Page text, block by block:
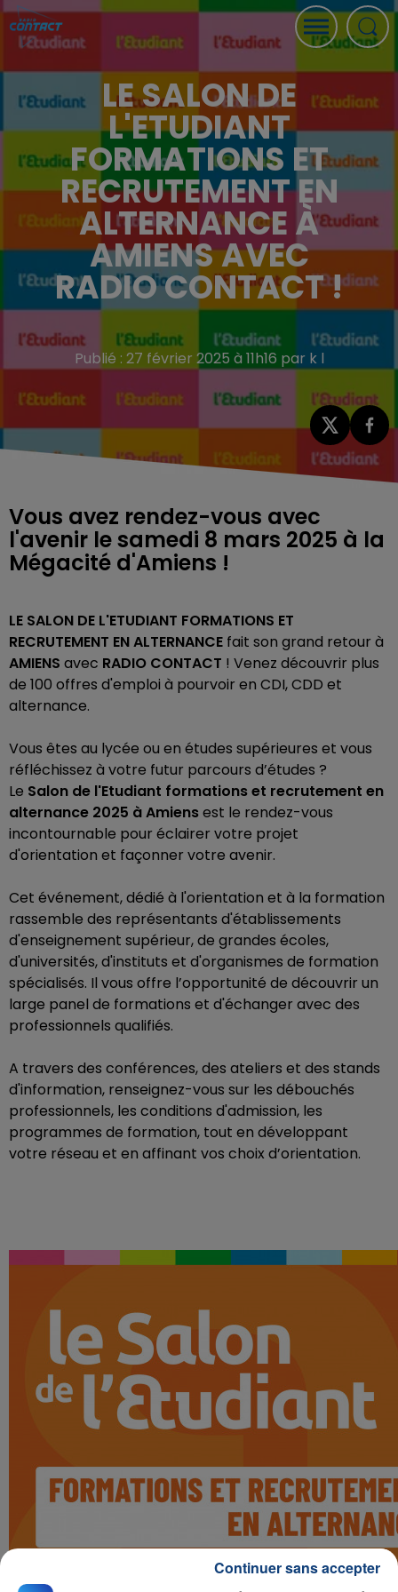
LE SALON DE
L'ETUDIANT
FORMATIONS ET
RECRUTEMENT EN
ALTERNANCE À
AMIENS AVEC
RADIO CONTACT !
Publié : 27 février 2025 à 11h16 par k l
Vous avez rendez-vous avec
l'avenir le samedi 8 mars 2025 à la
Mégacité d'Amiens !
LE SALON DE L'ETUDIANT FORMATIONS ET
RECRUTEMENT EN ALTERNANCE fait son grand retour à
AMIENS avec RADIO CONTACT ! Venez découvrir plus
de 100 offres d'emploi à pourvoir en CDI, CDD et
alternance.
Vous êtes au lycée ou en études supérieures et vous
réfléchissez à votre futur parcours d’études ?
Le Salon de l'Etudiant formations et recrutement en
alternance 2025 à Amiensest le rendez-vous
incontournable pour éclairer votre projet
d'orientation et façonner votre avenir.
Cet événement, dédié à l'orientation et à la formation
rassemble des représentants d'établissements
d'enseignement supérieur, de grandes écoles,
d'universités, d'instituts et d'organismes de formation
spécialisés. Il vous offre l’opportunité de découvrir un
large panel de formations et d'échanger avec des
professionnels qualifiés.
A travers des conférences, des ateliers et des stands
d'information, renseignez-vous sur les débouchés
professionnels, les conditions d'admission, les
programmes de formation, tout en développant
votre réseau et en affinant vos choix d’orientation.
Continuer sans accepter